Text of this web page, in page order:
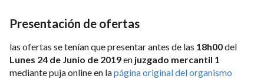
Presentación de ofertas
las ofertas se tenían que presentar antes de las 18h00del
Lunes 24 de Junio de 2019en juzgado mercantil 1
mediante puja online en lapágina original del organismo